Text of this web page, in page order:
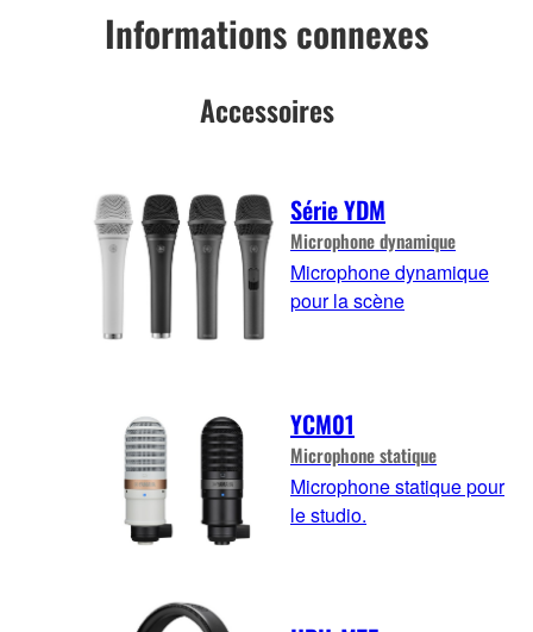
Informations connexes
Accessoires
Série YDM
Microphone dynamique
Microphone dynamique
pour la scène
YCM01
Microphone statique
Microphone statique pour
le studio.